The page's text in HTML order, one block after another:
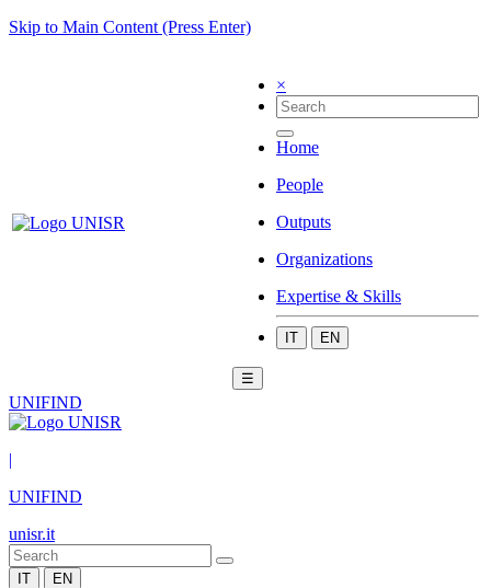
Skip to Main Content (Press Enter)
×
Home
People
Outputs
Organizations
Expertise & Skills
IT EN
☰
UNIFIND
|
UNIFIND
unisr.it
IT EN